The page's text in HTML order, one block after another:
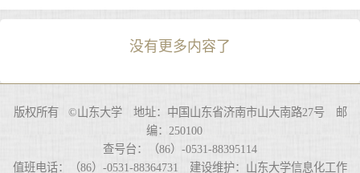
没有更多内容了
版权所有 ©山东大学 地址：中国山东省济南市山大南路27号 邮
编：250100
查号台：（86）-0531-88395114
值班电话：（86）-0531-88364731 建设维护：山东大学信息化工作